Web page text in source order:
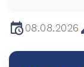
08.08.2026